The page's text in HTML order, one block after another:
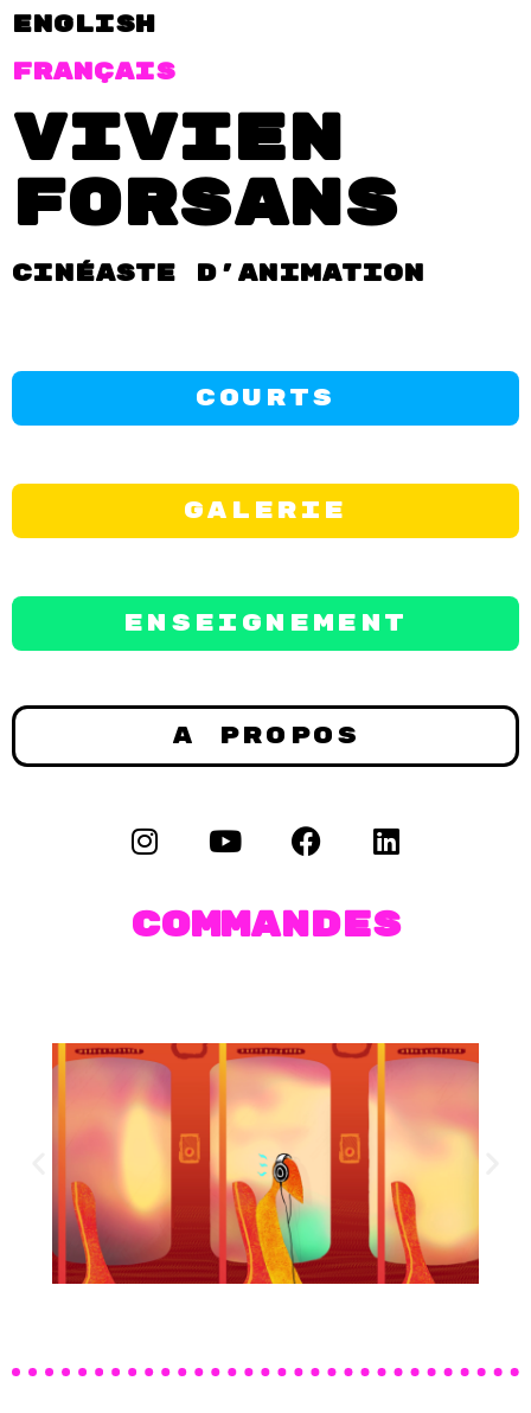
English
FRançais
Vivien
Forsans
Cinéaste d'animation
courts
Galerie
Enseignement
A propos
Commandes